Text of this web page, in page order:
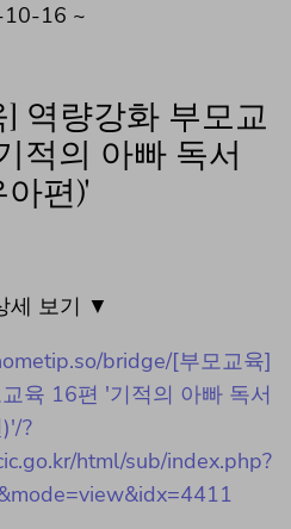
10-16 ~
역량강화 부모교
적의 아빠 독서
편)'
세 보기 ▼
bridge/[부모교육]
육 16편 '기적의 아빠 독서
?
html/sub/index.php?